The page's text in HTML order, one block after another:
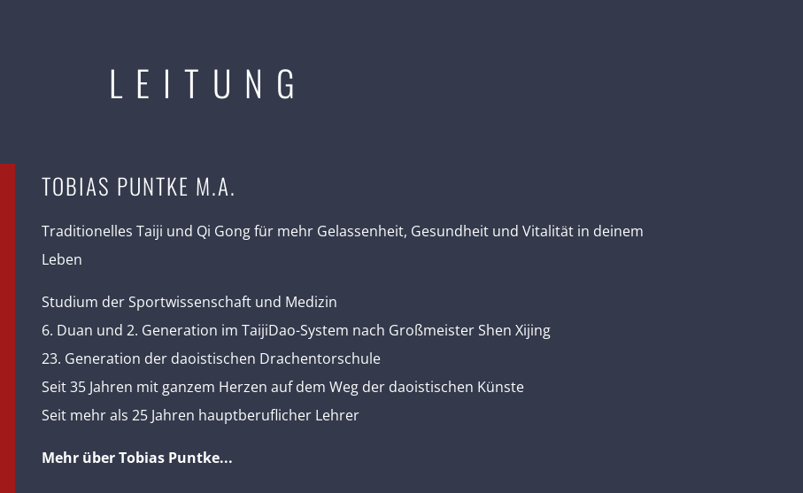
LEITUNG
TOBIAS PUNTKE M.A.
Traditionelles Taiji und Qi Gong für mehr Gelassenheit, Gesundheit und Vitalität in deinem
Leben
Studium der Sportwissenschaft und Medizin
6. Duan und 2. Generation im TaijiDao-System nach Großmeister Shen Xijing
23. Generation der daoistischen Drachentorschule
Seit 35 Jahren mit ganzem Herzen auf dem Weg der daoistischen Künste
Seit mehr als 25 Jahren hauptberuflicher Lehrer
Mehr über Tobias Puntke...